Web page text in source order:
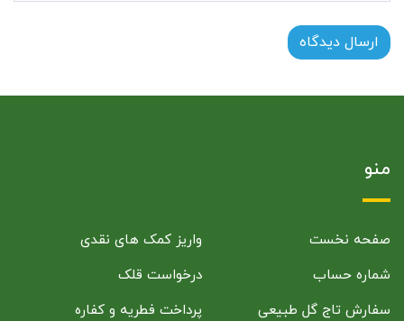
ارسال دیدگاه
منو
صفحه نخست
واریز کمک های نقدی
شماره حساب
درخواست قلک
سفارش تاج گل طبیعی
پرداخت فطریه و کفاره